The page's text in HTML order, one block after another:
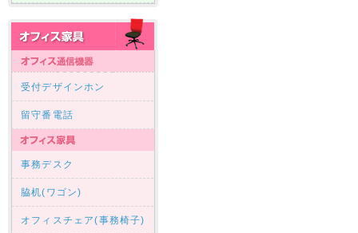
受付デザインホン
留守番電話
事務デスク
脇机(ワゴン)
オフィスチェア(事務椅子)